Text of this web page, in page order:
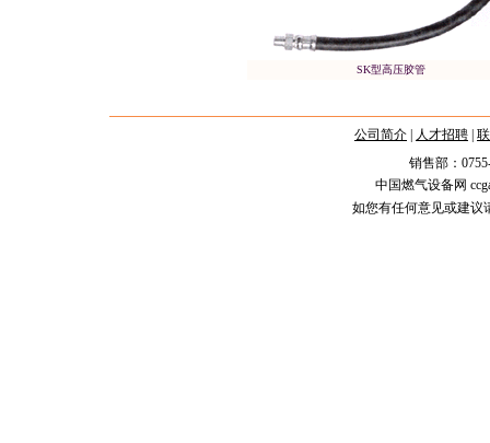
SK型高压胶管
公司简介 人才招聘
销售部：
中国燃气设备网
如您有任何意见或建议